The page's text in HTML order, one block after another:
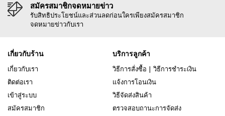
สมัครสมาชิกจดหมายข่าว
รับสิทธิประโยชน์และส่วนลดก่อนใครเพียงสมัครสมาชิก
จดหมายข่าวกับเรา
เกี่ยวกับร้าน
เกี่ยวกับเรา
ติดต่อเรา
เข้าสู่ระบบ
สมัครสมาชิก
บริการลูกค้า
วิธีการสั่งซื้อ | วิธีการชำระเงิน
แจ้งการโอนเงิน
วิธีจัดส่งสินค้า
ตรวจสอบถานะการจัดส่ง